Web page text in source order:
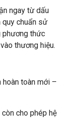
ngay từ dấu
quy chuẩn sử
phương thức
thương hiệu.
hoàn toàn mới –
cho phép hệ